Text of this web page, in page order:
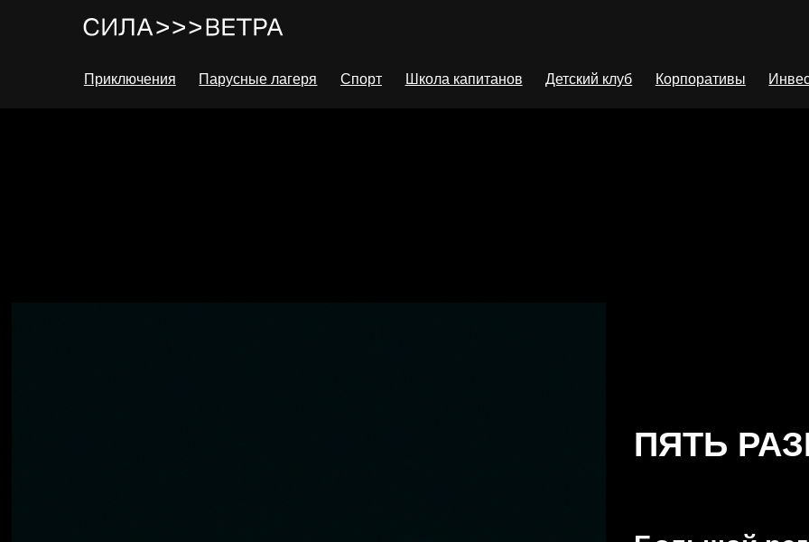
Приключения Парусные лагеря Спорт Школа капитанов Детский клуб Корпоративы
ПЯТЬ